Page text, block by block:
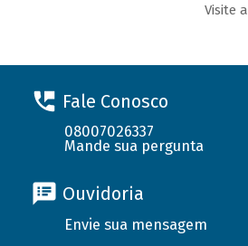
Visite a
Fale Conosco
08007026337
Mande sua pergunta
Ouvidoria
Envie sua mensagem